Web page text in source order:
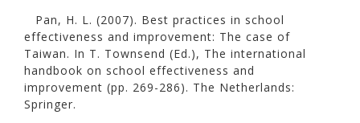
Pan, H. L. (2007). Best practices in school
effectiveness and improvement: The case of
Taiwan. In T. Townsend (Ed.), The international
handbook on school effectiveness and
improvement (pp. 269-286). The Netherlands:
Springer.